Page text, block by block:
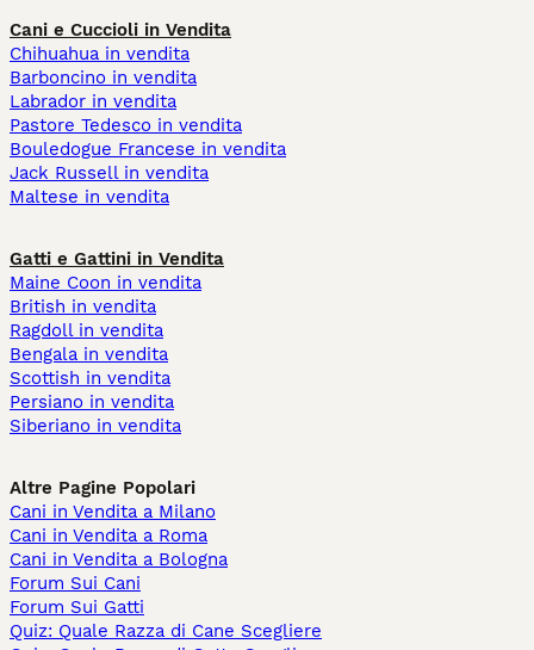
Cani e Cuccioli in Vendita
Chihuahua in vendita
Barboncino in vendita
Labrador in vendita
Pastore Tedesco in vendita
Bouledogue Francese in vendita
Jack Russell in vendita
Maltese in vendita
Gatti e Gattini in Vendita
Maine Coon in vendita
British in vendita
Ragdoll in vendita
Bengala in vendita
Scottish in vendita
Persiano in vendita
Siberiano in vendita
Altre Pagine Popolari
Cani in Vendita a Milano
Cani in Vendita a Roma
Cani in Vendita a Bologna
Forum Sui Cani
Forum Sui Gatti
Quiz: Quale Razza di Cane Scegliere